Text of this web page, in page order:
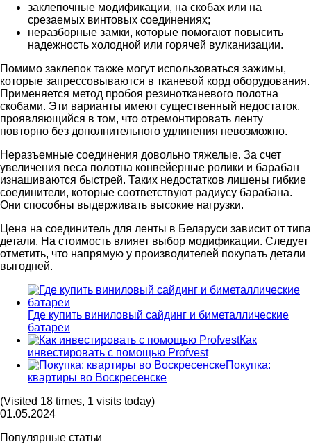
заклепочные модификации, на скобах или на
срезаемых винтовых соединениях;
неразборные замки, которые помогают повысить
надежность холодной или горячей вулканизации.
Помимо заклепок также могут использоваться зажимы,
которые запрессовываются в тканевой корд оборудования.
Применяется метод пробоя резинотканевого полотна
скобами. Эти варианты имеют существенный недостаток,
проявляющийся в том, что отремонтировать ленту
повторно без дополнительного удлинения невозможно.
Неразъемные соединения довольно тяжелые. За счет
увеличения веса полотна конвейерные ролики и барабан
изнашиваются быстрей. Таких недостатков лишены гибкие
соединители, которые соответствуют радиусу барабана.
Они способны выдерживать высокие нагрузки.
Цена на соединитель для ленты в Беларуси зависит от типа
детали. На стоимость влияет выбор модификации. Следует
отметить, что напрямую у производителей покупать детали
выгодней.
Где купить виниловый сайдинг и биметаллические
батареи
Как
инвестировать с помощью Profvest
Покупка:
квартиры во Воскресенске
(Visited 18 times, 1 visits today)
01.05.2024
Популярные статьи